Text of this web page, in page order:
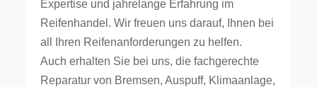
Expertise und jahrelange Erfahrung im
Reifenhandel. Wir freuen uns darauf, Ihnen bei
all Ihren Reifenanforderungen zu helfen.
Auch erhalten Sie bei uns, die fachgerechte
Reparatur von Bremsen, Auspuff, Klimaanlage,